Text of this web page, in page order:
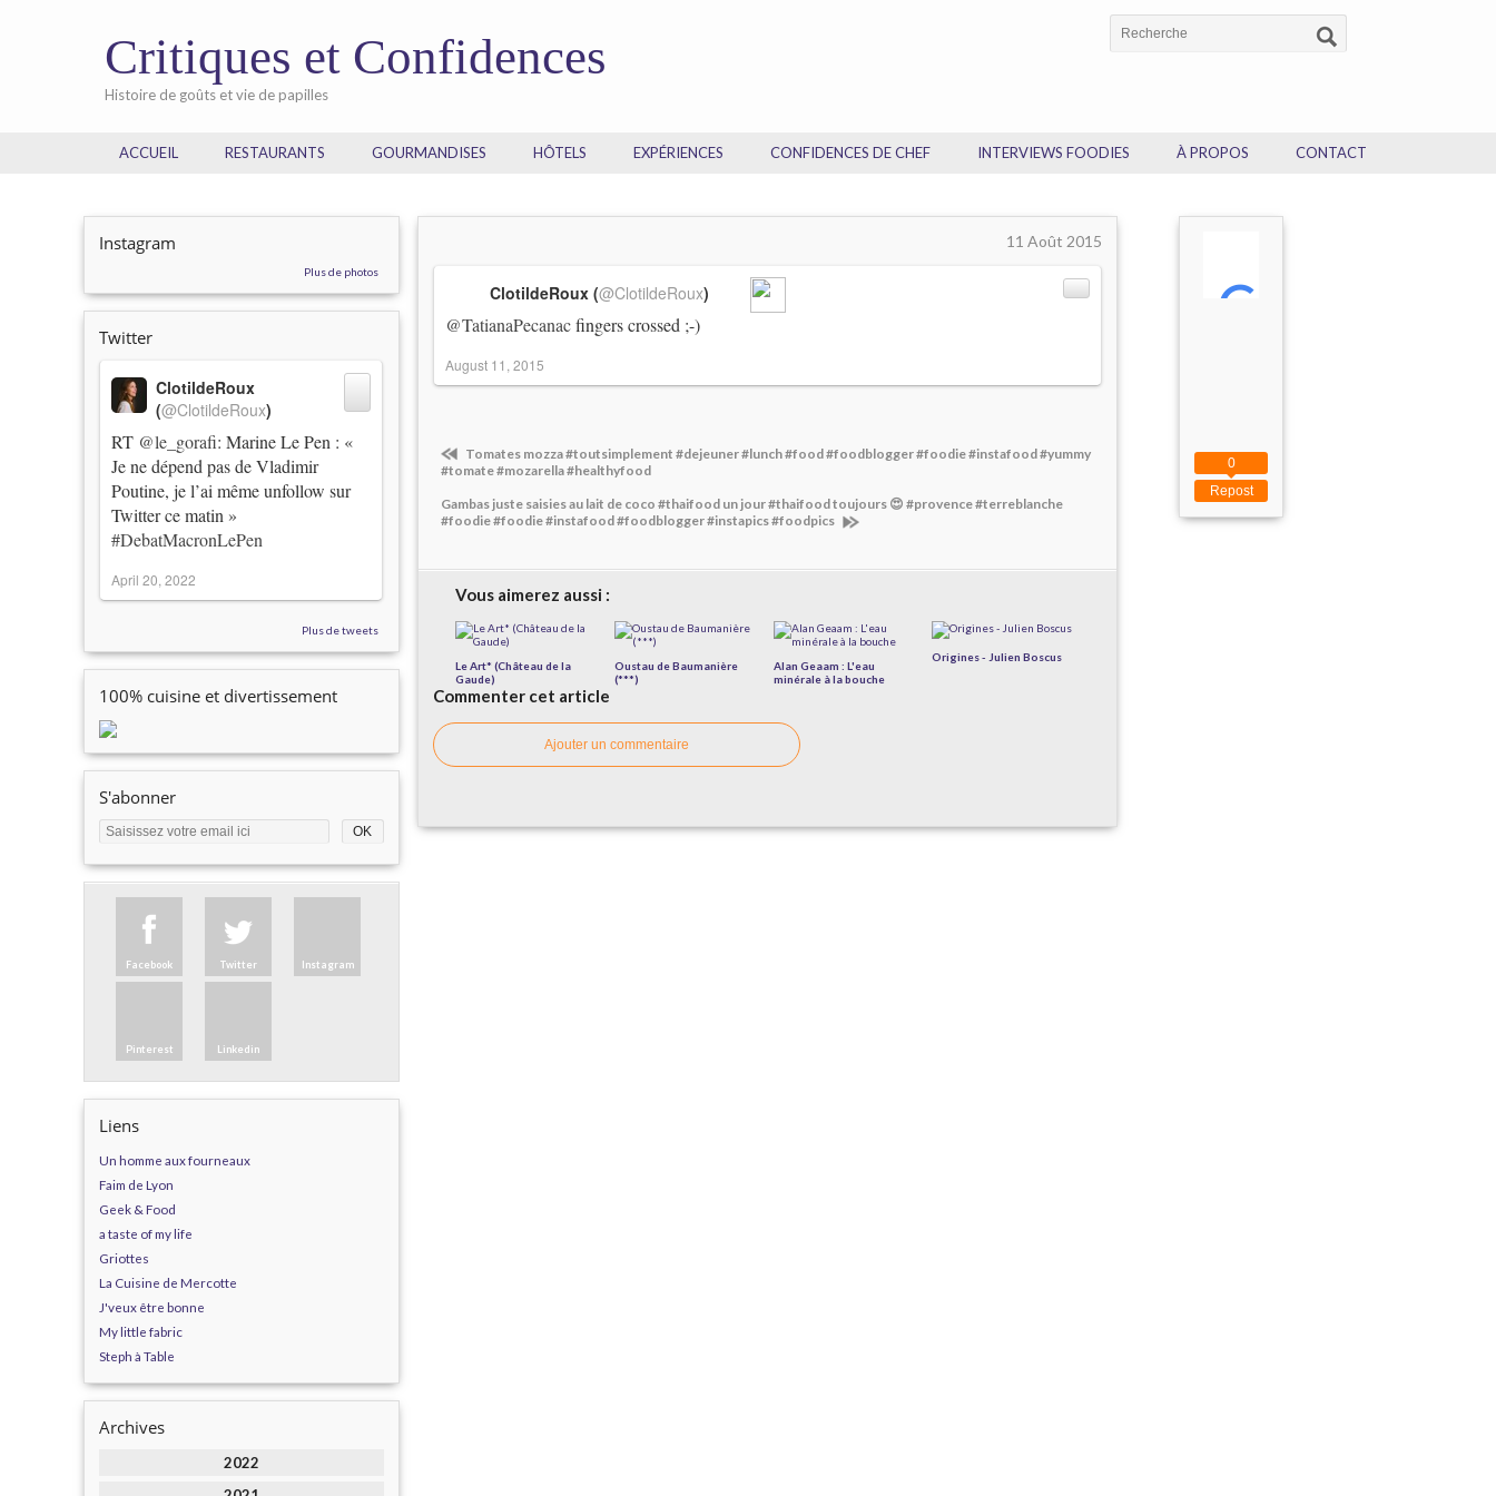
Critiques et Confidences
Histoire de goûts et vie de papilles
ACCUEIL RESTAURANTS GOURMANDISES HÔTELS EXPÉRIENCES CONFIDENCES DE CHEF INTERVIEWS FOODIES À PROPOS CONTACT
Instagram
Plus de photos
Twitter
RT @le_gorafi: Marine Le Pen : «
Je ne dépend pas de Vladimir
Poutine, je l’ai même unfollow sur
Twitter ce matin »
#DebatMacronLePen
ClotildeRoux
(@ClotildeRoux)
April 20, 2022
Plus de tweets
100% cuisine et divertissement
S'abonner
Facebook Twitter Instagram
Pinterest Linkedin
Liens
Un homme aux fourneaux
Faim de Lyon
Geek & Food
a taste of my life
Griottes
La Cuisine de Mercotte
J'veux être bonne
My little fabric
Steph à Table
Archives
2022
11 Août 2015
@TatianaPecanacfingers crossed ;-)
ClotildeRoux (@ClotildeRoux)
August 11, 2015
Tomates mozza #toutsimplement #dejeuner #lunch #food #foodblogger #foodie #instafood #yummy
#tomate #mozarella #healthyfood
Gambas juste saisies au lait de coco #thaifood un jour #thaifood toujours 😍 #provence #terreblanche
#foodie #foodie #instafood #foodblogger #instapics #foodpics
Vous aimerez aussi :
Le Art* (Château de la
Gaude)
Oustau de Baumanière
(***)
Alan Geaam : L'eau
minérale à la bouche
Origines - Julien Boscus
Commenter cet article
Ajouter un commentaire
Repost
0